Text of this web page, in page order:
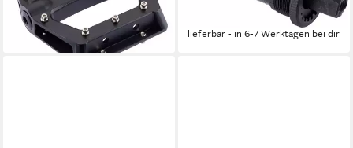
ab 55,17 €
lieferbar - in 6-7 Werktagen bei dir lieferbar - in 6-7 Werktagen bei dir